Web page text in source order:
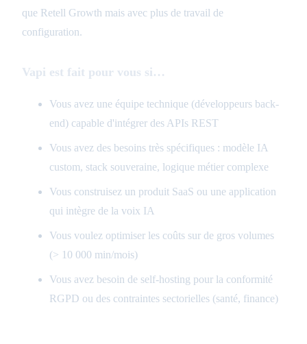
que Retell Growth mais avec plus de travail de
configuration.
Vapi est fait pour vous si…
Vous avez une équipe technique (développeurs back-
end) capable d'intégrer des APIs REST
Vous avez des besoins très spécifiques : modèle IA
custom, stack souveraine, logique métier complexe
Vous construisez un produit SaaS ou une application
qui intègre de la voix IA
Vous voulez optimiser les coûts sur de gros volumes
(> 10 000 min/mois)
Vous avez besoin de self-hosting pour la conformité
RGPD ou des contraintes sectorielles (santé, finance)